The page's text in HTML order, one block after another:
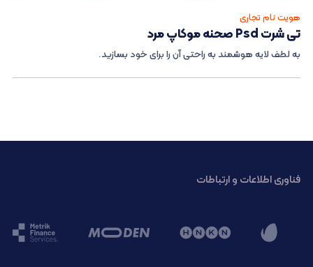
هویت نام تجاری
تی شرت Psd صحنه موکاپ مرد
به لطف لایه هوشمند به راحتی آن را برای خود بسازید.
فناوری اطلاعات و ارتباطات